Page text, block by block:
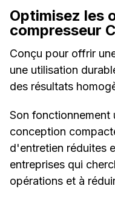
Optimisez les
compresseur
Conçu pour offrir
une utilisation
des résultats
Son fonctionnement
conception
d'entretien réduites
entreprises qui
opérations et à